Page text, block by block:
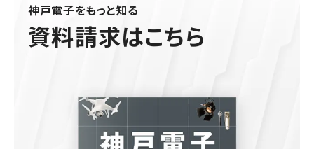
神戸電子をもっと知る
資料請求はこちら